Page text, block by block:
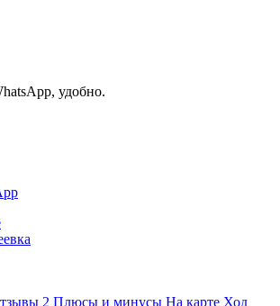
удобно.
2 Плюсы и минусы На карте Ход